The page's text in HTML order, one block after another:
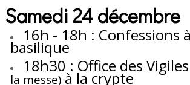
Samedi 24 décembre
16h - 18h : Confessions
basilique
18h30 : Office des Vigiles
la messe)à la crypte